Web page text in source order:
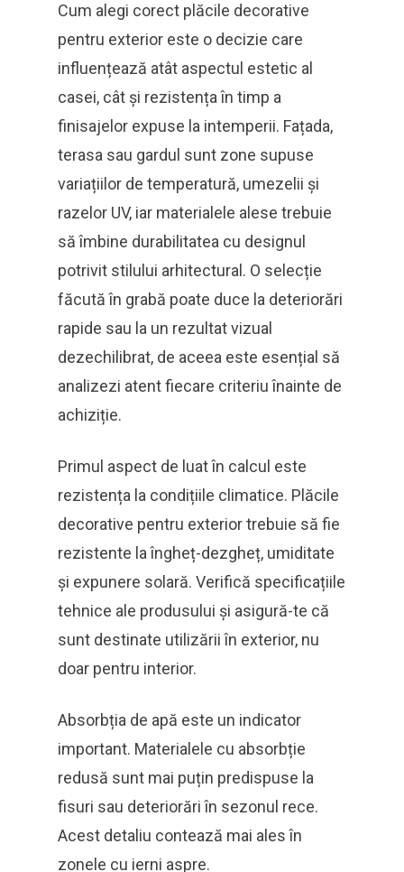
Cum alegi corect plăcile decorative
pentru exterior este o decizie care
influențează atât aspectul estetic al
casei, cât și rezistența în timp a
finisajelor expuse la intemperii. Fațada,
terasa sau gardul sunt zone supuse
variațiilor de temperatură, umezelii și
razelor UV, iar materialele alese trebuie
să îmbine durabilitatea cu designul
potrivit stilului arhitectural. O selecție
făcută în grabă poate duce la deteriorări
rapide sau la un rezultat vizual
dezechilibrat, de aceea este esențial să
analizezi atent fiecare criteriu înainte de
achiziție.
Primul aspect de luat în calcul este
rezistența la condițiile climatice. Plăcile
decorative pentru exterior trebuie să fie
rezistente la îngheț-dezgheț, umiditate
și expunere solară. Verifică specificațiile
tehnice ale produsului și asigură-te că
sunt destinate utilizării în exterior, nu
doar pentru interior.
Absorbția de apă este un indicator
important. Materialele cu absorbție
redusă sunt mai puțin predispuse la
fisuri sau deteriorări în sezonul rece.
Acest detaliu contează mai ales în
zonele cu ierni aspre.